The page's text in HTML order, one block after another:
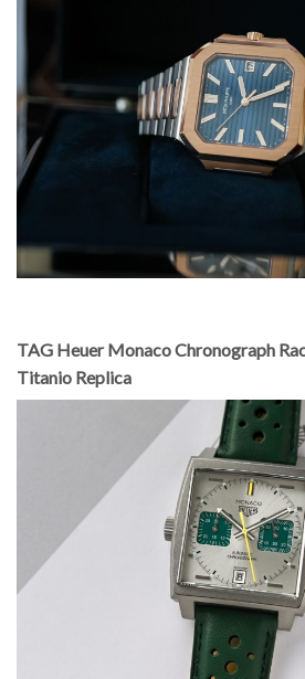
TAG Heuer Monaco Chronograph
Titanio Replica